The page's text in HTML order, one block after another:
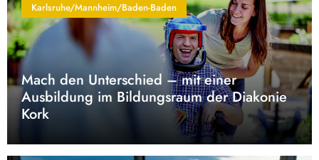
Karlsruhe/Mannheim/Baden-Baden
Mach den Unterschied – mit einer
Ausbildung im Bildungsraum der Diakonie
Kork